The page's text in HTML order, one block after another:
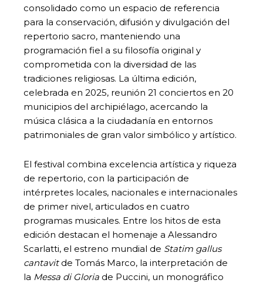
consolidado como un espacio de referencia
para la conservación, difusión y divulgación del
repertorio sacro, manteniendo una
programación fiel a su filosofía original y
comprometida con la diversidad de las
tradiciones religiosas. La última edición,
celebrada en 2025, reunión 21 conciertos en 20
municipios del archipiélago, acercando la
música clásica a la ciudadanía en entornos
patrimoniales de gran valor simbólico y artístico.
El festival combina excelencia artística y riqueza
de repertorio, con la participación de
intérpretes locales, nacionales e internacionales
de primer nivel, articulados en cuatro
programas musicales. Entre los hitos de esta
edición destacan el homenaje a Alessandro
Scarlatti, el estreno mundial de Statim gallus
cantavitde Tomás Marco, la interpretación de
la Messa di Gloria de Puccini, un monográfico